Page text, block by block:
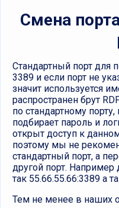
Смена
Стандартный порт для
3389 и если порт не
значит используется
распространен брут
по стандартному
подбирает пароль и
открыт доступ к
поэтому мы не
стандартный порт, а
другой порт. Например
так 55.66.55.66:3389 а
Тем не менее в наших